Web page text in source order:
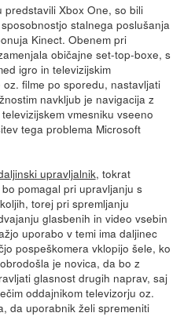
Xbox One, so bili
stalnega poslušanja
Kinect. Obenem pri
običajne set-top-boxe, s
igro in televizijskim
filme po sporedu, nastavljati
navkljub je navigacija z
vmesniku vseeno
tega problema Microsoft
upravljalnik, tokrat
pomagal pri upravljanju s
torej pri spremljanju
glasbenih in video vsebin
uporabo v temi ima daljinec
pospeškomera vklopijo šele, ko
je novica, da bo z
glasnost drugih naprav, saj
oddajnikom televizorju oz.
da uporabnik želi spremeniti